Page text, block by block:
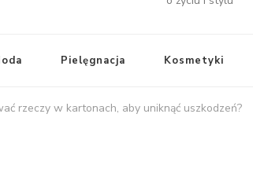
Pielęgnacja Kosmetyki
rzeczy w kartonach, aby uniknąć uszkodzeń?